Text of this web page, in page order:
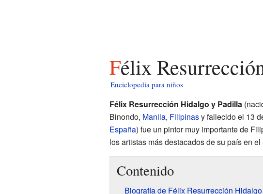
Félix
Enciclopedia para niños
Félix Resurrección Hidalgo y Padilla
Binondo, Manila, Filipinasy fallecido el 13
España) fue un pintor muy importante de
los artistas más destacados de su país en
Contenido
Biografía de Félix Resurrección Hidalgo